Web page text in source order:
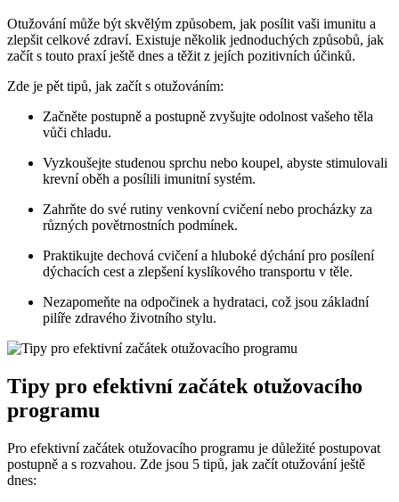
Otužování může být skvělým způsobem, jak posílit vaši imunitu a
zlepšit celkové zdraví. Existuje několik jednoduchých způsobů, jak
začít s touto praxí ještě dnes a těžit z jejích pozitivních účinků.
Zde je pět tipů, jak začít s otužováním:
Začněte postupně a postupně zvyšujte odolnost vašeho těla
vůči chladu.
Vyzkoušejte studenou sprchu nebo koupel, abyste stimulovali
krevní oběh a posílili imunitní systém.
Zahrňte do své rutiny venkovní cvičení nebo procházky za
různých povětrnostních podmínek.
Praktikujte dechová cvičení a hluboké dýchání pro posílení
dýchacích cest a zlepšení kyslíkového transportu v těle.
Nezapomeňte na odpočinek a hydrataci, což jsou základní
pilíře zdravého životního stylu.
Tipy pro efektivní začátek otužovacího
programu
Pro efektivní začátek otužovacího programu je důležité postupovat
postupně a s rozvahou. Zde jsou 5 tipů, jak začít otužování ještě
dnes: